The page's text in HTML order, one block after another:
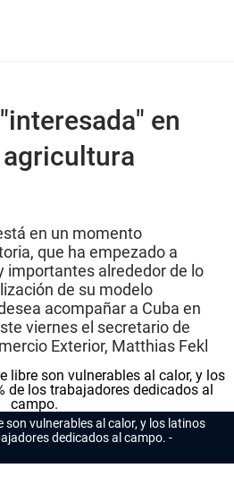
en
en un momento
que ha empezado a
importantes alrededor de lo
de su modelo
acompañar a Cuba en
viernes el secretario de
Exterior, Matthias Fekl
son vulnerables al calor, y los latinos
dedicados al campo.